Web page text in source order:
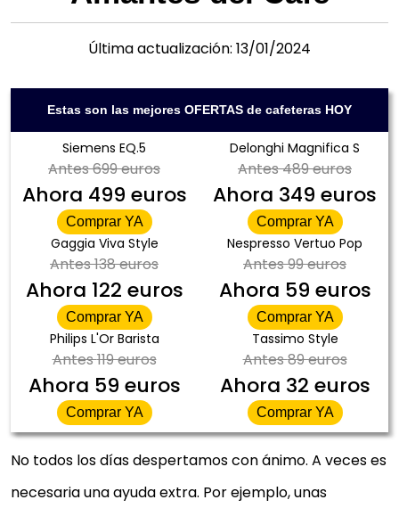
Última actualización: 13/01/2024
Estas son las mejores OFERTAS de cafeteras HOY
Siemens EQ.5
Antes699 euros
Ahora 499 euros
Comprar YA
Delonghi Magnifica S
Antes489 euros
Ahora 349 euros
Comprar YA
Gaggia Viva Style
Antes138 euros
Ahora 122 euros
Comprar YA
Nespresso Vertuo Pop
Antes99 euros
Ahora 59 euros
Comprar YA
Philips L'Or Barista
Antes119 euros
Ahora 59 euros
Comprar YA
Tassimo Style
Antes89 euros
Ahora 32 euros
Comprar YA
No todos los días despertamos con ánimo. A veces es
necesaria una ayuda extra. Por ejemplo, unas